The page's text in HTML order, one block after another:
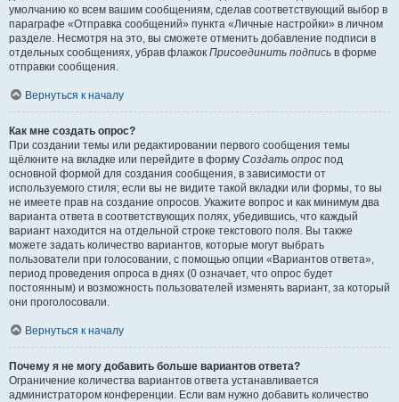
умолчанию ко всем вашим сообщениям, сделав соответствующий выбор в
параграфе «Отправка сообщений» пункта «Личные настройки» в личном
разделе. Несмотря на это, вы сможете отменить добавление подписи в
отдельных сообщениях, убрав флажок Присоединить подпись в форме
отправки сообщения.
Вернуться к началу
Как мне создать опрос?
При создании темы или редактировании первого сообщения темы
щёлкните на вкладке или перейдите в форму Создать опрос под
основной формой для создания сообщения, в зависимости от
используемого стиля; если вы не видите такой вкладки или формы, то вы
не имеете прав на создание опросов. Укажите вопрос и как минимум два
варианта ответа в соответствующих полях, убедившись, что каждый
вариант находится на отдельной строке текстового поля. Вы также
можете задать количество вариантов, которые могут выбрать
пользователи при голосовании, с помощью опции «Вариантов ответа»,
период проведения опроса в днях (0 означает, что опрос будет
постоянным) и возможность пользователей изменять вариант, за который
они проголосовали.
Вернуться к началу
Почему я не могу добавить больше вариантов ответа?
Ограничение количества вариантов ответа устанавливается
администратором конференции. Если вам нужно добавить количество